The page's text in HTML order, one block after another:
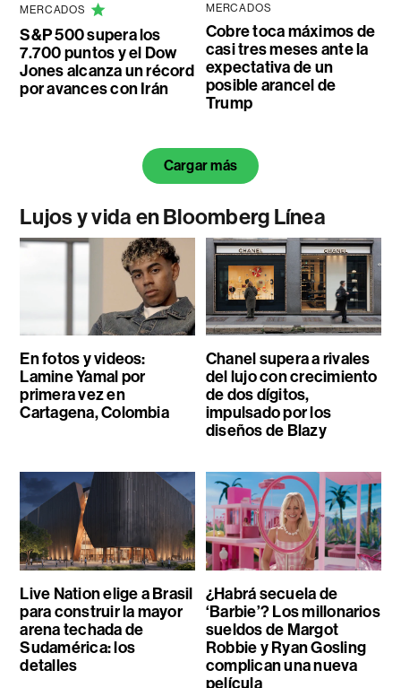
MERCADOS
S&P 500 supera los
7.700 puntos y el Dow
Jones alcanza un récord
por avances con Irán
MERCADOS
Cobre toca máximos de
casi tres meses ante la
expectativa de un
posible arancel de
Trump
Cargar más
Lujos y vida en Bloomberg Línea
En fotos y videos:
Lamine Yamal por
primera vez en
Cartagena, Colombia
Chanel supera a rivales
del lujo con crecimiento
de dos dígitos,
impulsado por los
diseños de Blazy
Live Nation elige a Brasil
para construir la mayor
arena techada de
Sudamérica: los
detalles
¿Habrá secuela de
‘Barbie’? Los millonarios
sueldos de Margot
Robbie y Ryan Gosling
complican una nueva
película